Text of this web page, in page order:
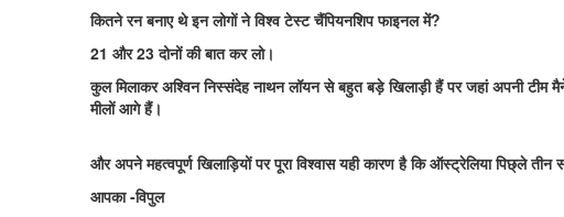
कितने रन बनाए थे इन लोगों ने विश्व टेस्ट चैंपियनशिप फाइनल में?
21 और 23 दोनों की बात कर लो।
कुल मिलाकर अश्विन निस्संदेह नाथन लॉयन से बहुत बड़े खिलाड़ी हैं पर जहां अपनी टीम
मीलों आगे हैं।
और अपने महत्वपूर्ण खिलाड़ियों पर पूरा विश्वास यही कारण है कि ऑस्ट्रेलिया पिछ्ले
आपका -विपुल